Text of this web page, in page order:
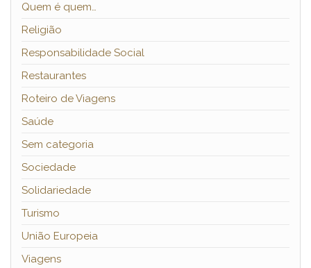
Quem é quem…
Religião
Responsabilidade Social
Restaurantes
Roteiro de Viagens
Saúde
Sem categoria
Sociedade
Solidariedade
Turismo
União Europeia
Viagens